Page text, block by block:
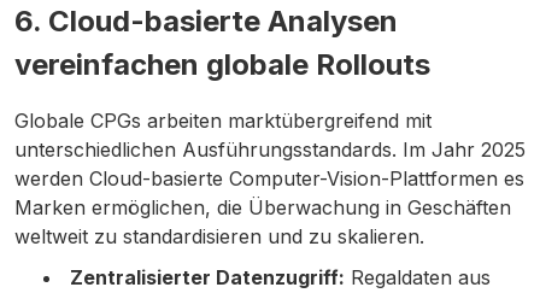
6. Cloud-basierte Analysen
vereinfachen globale Rollouts
Globale CPGs arbeiten marktübergreifend mit
unterschiedlichen Ausführungsstandards. Im Jahr 2025
werden Cloud-basierte Computer-Vision-Plattformen es
Marken ermöglichen, die Überwachung in Geschäften
weltweit zu standardisieren und zu skalieren.
Zentralisierter Datenzugriff: Regaldaten aus